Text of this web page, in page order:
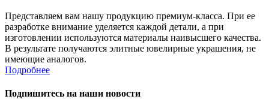
Представляем вам нашу продукцию премиум-класса. При ее
разработке внимание уделяется каждой детали, а при
изготовлении используются материалы наивысшего качества.
В результате получаются элитные ювелирные украшения, не
имеющие аналогов.
Подробнее
Подпишитесь на наши новости